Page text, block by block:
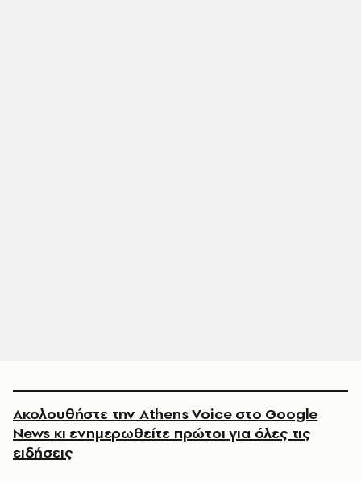
Ακολουθήστε την Athens Voice στο Google
News κι ενημερωθείτε πρώτοι για όλες τις
ειδήσεις